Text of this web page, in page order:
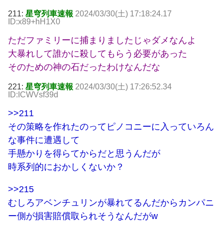
211: 星穹列車速報 2024/03/30(土) 17:18:24.17
ID:x89+hH1X0
ただファミリーに捕まりましたじゃダメなんよ
大暴れして誰かに殺してもらう必要があった
そのための神の石だったわけなんだな
221: 星穹列車速報 2024/03/30(土) 17:26:52.34
ID:ICWVsf39d
>>211
その策略を作れたのってピノコニーに入っていろん
な事件に遭遇して
手懸かりを得らてからだと思うんだが
時系列的におかしくないか？
>>215
むしろアベンチュリンが暴れてるんだからカンパニ
ー側が損害賠償取られそうなんだがw